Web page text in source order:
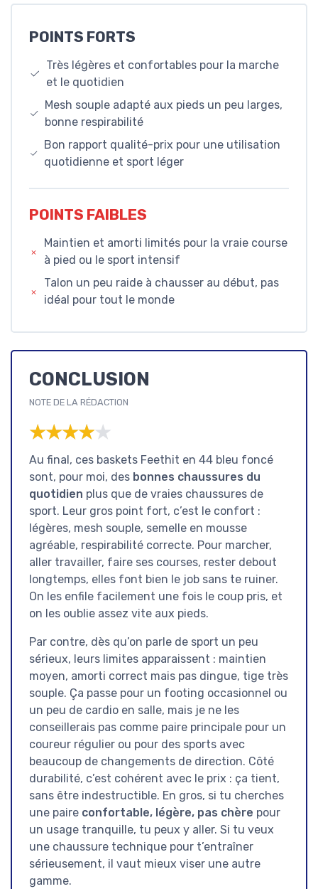
POINTS FORTS
Très légères et confortables pour la marche
et le quotidien
Mesh souple adapté aux pieds un peu larges,
bonne respirabilité
Bon rapport qualité-prix pour une utilisation
quotidienne et sport léger
POINTS FAIBLES
Maintien et amorti limités pour la vraie course
à pied ou le sport intensif
Talon un peu raide à chausser au début, pas
idéal pour tout le monde
CONCLUSION
NOTE DE LA RÉDACTION
★★★★★
★★★★★
Au final, ces baskets Feethit en 44 bleu foncé
sont, pour moi, des bonnes chaussures du
quotidien plus que de vraies chaussures de
sport. Leur gros point fort, c’est le confort :
légères, mesh souple, semelle en mousse
agréable, respirabilité correcte. Pour marcher,
aller travailler, faire ses courses, rester debout
longtemps, elles font bien le job sans te ruiner.
On les enfile facilement une fois le coup pris, et
on les oublie assez vite aux pieds.
Par contre, dès qu’on parle de sport un peu
sérieux, leurs limites apparaissent : maintien
moyen, amorti correct mais pas dingue, tige très
souple. Ça passe pour un footing occasionnel ou
un peu de cardio en salle, mais je ne les
conseillerais pas comme paire principale pour un
coureur régulier ou pour des sports avec
beaucoup de changements de direction. Côté
durabilité, c’est cohérent avec le prix : ça tient,
sans être indestructible. En gros, si tu cherches
une paire confortable, légère, pas chère pour
un usage tranquille, tu peux y aller. Si tu veux
une chaussure technique pour t’entraîner
sérieusement, il vaut mieux viser une autre
gamme.